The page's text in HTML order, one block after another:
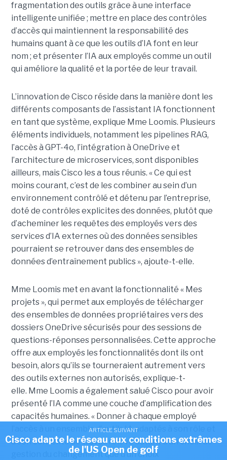
fragmentation des outils grâce à une interface
intelligente unifiée ; mettre en place des contrôles
d’accès qui maintiennent la responsabilité des
humains quant à ce que les outils d’IA font en leur
nom ; et présenter l’IA aux employés comme un outil
qui améliore la qualité et la portée de leur travail.
L’innovation de Cisco réside dans la manière dont les
différents composants de l’assistant IA fonctionnent
en tant que système, explique Mme Loomis. Plusieurs
éléments individuels, notamment les pipelines RAG,
l’accès à GPT-4o, l’intégration à OneDrive et
l’architecture de microservices, sont disponibles
ailleurs, mais Cisco les a tous réunis. « Ce qui est
moins courant, c’est de les combiner au sein d’un
environnement contrôlé et détenu par l’entreprise,
doté de contrôles explicites des données, plutôt que
d’acheminer les requêtes des employés vers des
services d’IA externes où des données sensibles
pourraient se retrouver dans des ensembles de
données d’entraînement publics », ajoute-t-elle.
Mme Loomis met en avant la fonctionnalité « Mes
projets », qui permet aux employés de télécharger
des ensembles de données propriétaires vers des
dossiers OneDrive sécurisés pour des sessions de
questions-réponses personnalisées. Cette approche
offre aux employés les fonctionnalités dont ils ont
besoin, alors qu’ils se tourneraient autrement vers
des outils externes non autorisés, explique-t-
elle. Mme Loomis a également salué Cisco pour avoir
présenté l’IA comme une couche d’amplification des
capacités humaines. « Donner à chaque employé
l’accès à un ensemble d’outils IA adaptés à son rôle et
à son contexte de travail relève autant d’un choix de
gestion du changement que d’un choix
ARTICLE SUIVANT
Cisco adapte le réseau aux conditions extrêmes
de l'US Open de golf